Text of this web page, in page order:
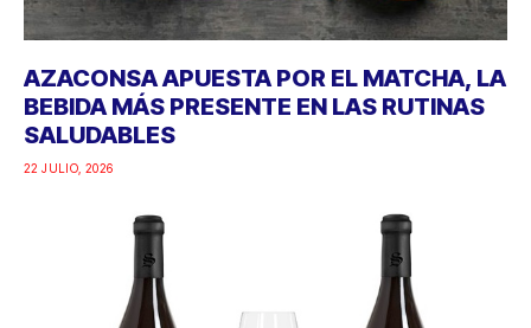
AZACONSA APUESTA POR EL MATCHA, LA
BEBIDA MÁS PRESENTE EN LAS RUTINAS
SALUDABLES
22 JULIO, 2026